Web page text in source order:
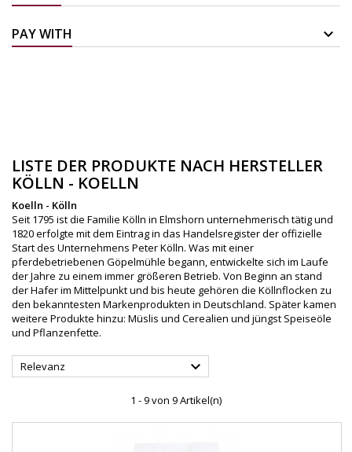
PAY WITH
LISTE DER PRODUKTE NACH HERSTELLER
KÖLLN - KOELLN
Koelln - Kölln
Seit 1795 ist die Familie Kölln in Elmshorn unternehmerisch tätig und
1820 erfolgte mit dem Eintrag in das Handelsregister der offizielle
Start des Unternehmens Peter Kölln. Was mit einer
pferdebetriebenen Göpelmühle begann, entwickelte sich im Laufe
der Jahre zu einem immer größeren Betrieb. Von Beginn an stand
der Hafer im Mittelpunkt und bis heute gehören die Köllnflocken zu
den bekanntesten Markenprodukten in Deutschland. Später kamen
weitere Produkte hinzu: Müslis und Cerealien und jüngst Speiseöle
und Pflanzenfette.
Relevanz 
1 - 9 von 9 Artikel(n)